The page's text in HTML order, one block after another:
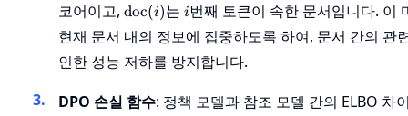
코어이고, \text{doc}
doc(i)는 i
i번째 토큰이 속한 문서입니다. 이
현재 문서 내의 정보에 집중하도록 하여, 문서 간의 관
인한 성능 저하를 방지합니다.
DPO 손실 함수: 정책 모델과 참조 모델 간의 ELBO 차